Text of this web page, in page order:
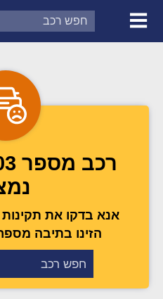
אנא בדקו את
הזינו בתיבה